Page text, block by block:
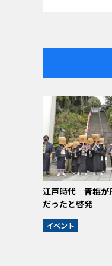
江戸時代 青梅が
だったと啓発
イベント